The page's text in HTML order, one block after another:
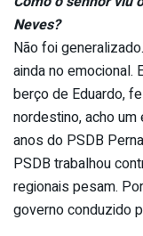
Neves?
Não foi
ainda no emocional.
berço de Eduardo,
nordestino, acho
anos do PSDB
PSDB trabalhou
regionais pesam.
governo conduzido